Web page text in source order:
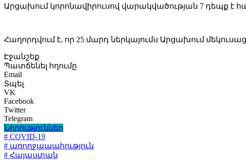
Արցախում կորոնավիրուսով վարակվածության 7 դեպք է
Հաղորդվում է, որ 25 մարդ ներկայումս Արցախում
Էջանշեք
Պատճենել հղումը
Email
Տպել
VK
Facebook
Twitter
Telegram
Նորություններ
# COVID-19
# առողջապահություն
# Հայաստան